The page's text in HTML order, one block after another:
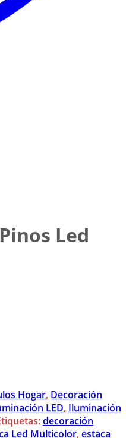
Led
Hogar, Decoración
LED, Iluminación
decoración
Led Multicolor, estaca